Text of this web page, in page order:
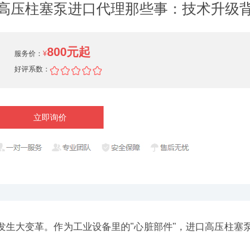
压柱塞泵进口代理那些事：技术升级
服务价： ¥800元起
好评系数：
立即询价
变革。作为工业设备里的"心脏部件"，进口高压柱塞